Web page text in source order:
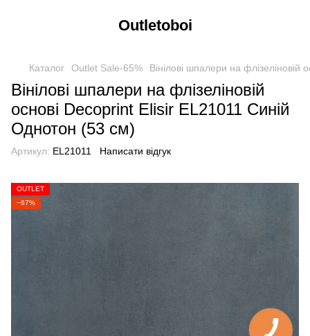
Outletoboi
Каталог Outlet Sale-65% Вінілові шпалери на
Вінілові шпалери на флізеліновій
основі Decoprint Elisir EL21011 Синій
Однотон (53 см)
Артикул: EL21011 Написати відгук
OUTLET
−67%